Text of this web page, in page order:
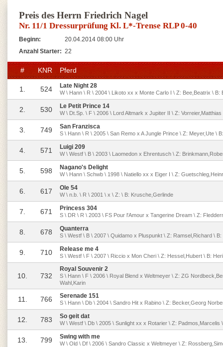
Preis des Herrn Friedrich Nagel
Nr. 11/1 Dressurprüfung Kl. L*-Trense RLP 0-40
Beginn:
20.04.2014 08:00 Uhr
Anzahl Starter: 22
# KNR Pferd
1. 524 Late Night 28
W \ Hann \ R \ 2004 \ Likoto xx x Monte Carlo I \ Z: Bee,Beatrix \ B:
2. 530 Le Petit Prince 14
W \ Dt.Sp. \ F \ 2006 \ Lord Altmark x Jupiter II \ Z:
3. 749 San Franzisca
S \ Hann \ R \ 2005 \ San Remo x A Jungle Prince \ Z: Meyer,Ute \
4. 571 Luigi 209
W \ Westf \ B \ 2003 \ Laomedon x Ehrentusch \ Z:
5. 598 Nagano's Delight
W \ Hann \ Schwb \ 1998 \ Natiello xx x Eiger I \ Z:
6. 617 Ole 54
W \ n.b. \ R \ 2001 \ x \ Z: \ B: Krusche,Gerlinde
7. 671 Princess 304
S \ DR \ R \ 2003 \ FS Pour l'Amour x Tangerine Dream \ Z:
8. 678 Quanterra
S \ Westf \ B \ 2007 \ Quidamo x Pluspunkt \ Z: Ramsel,Richard \ B:
9. 710 Release me 4
S \ Westf \ F \ 2007 \ Riccio x Mon Cheri \ Z: Hessel,Hubert \ B:
10. 732
Royal Souvenir 2
S \ Hann \ F \ 2006 \ Royal Blend x Weltmeyer \ Z: ZG
Wahl,Karin
11. 766 Serenade 151
S \ Hann \ Db \ 2004 \ Sandro Hit x Rabino \ Z: Becker,Georg
12. 783 So geit dat
W \ Westf \ Db \ 2005 \ Sunlight xx x Rotarier \ Z: Padmos,Marcelis
13. 799 Swing with me
W \ Old \ Df \ 2006 \ Sandro Classic x Weltmeyer \ Z: